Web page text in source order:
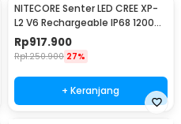
NITECORE Senter LED CREE XP-
L2 V6 Rechargeable IP68 1200
Lumens - MH12 V2
Rp917.900
Rp1.250.900 27%
+ Keranjang